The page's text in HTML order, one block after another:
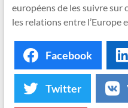
européens de les suivre
les relations entre l’Europe
Facebook
Twitter